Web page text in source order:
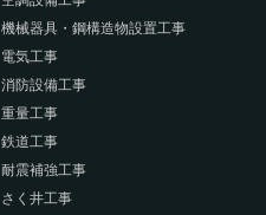
機械器具・鋼構造物設置工事
電気工事
消防設備工事
重量工事
鉄道工事
耐震補強工事
さく井工事